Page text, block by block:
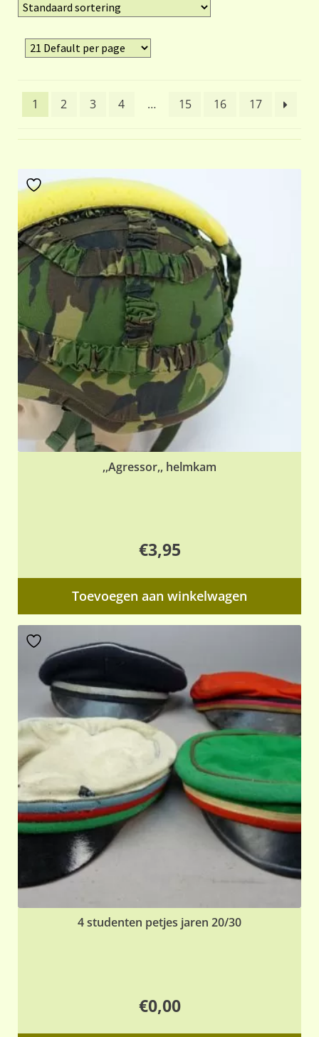
1 2 3 4 … 15 16 17
,,Agressor,, helmkam
€3,95
Toevoegen aan winkelwagen
4 studenten petjes jaren 20/30
€0,00